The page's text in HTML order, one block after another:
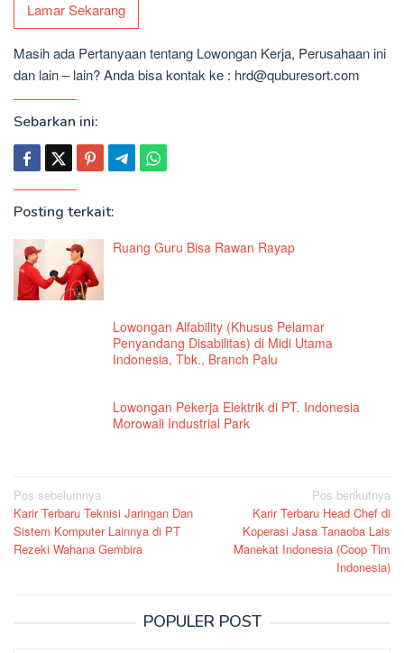
Lamar Sekarang
Masih ada Pertanyaan tentang Lowongan Kerja, Perusahaan ini
dan lain – lain? Anda bisa kontak ke : hrd@quburesort.com
Sebarkan ini:
Posting terkait:
Ruang Guru Bisa Rawan Rayap
Lowongan Alfability (Khusus Pelamar
Penyandang Disabilitas) di Midi Utama
Indonesia, Tbk., Branch Palu
Lowongan Pekerja Elektrik di PT. Indonesia
Morowali Industrial Park
Navigasi
pos
Pos sebelumnya
Karir Terbaru Teknisi Jaringan Dan
Sistem Komputer Lainnya di PT
Rezeki Wahana Gembira
Pos berikutnya
Karir Terbaru Head Chef di
Koperasi Jasa Tanaoba Lais
Manekat Indonesia (Coop Tlm
Indonesia)
POPULER POST